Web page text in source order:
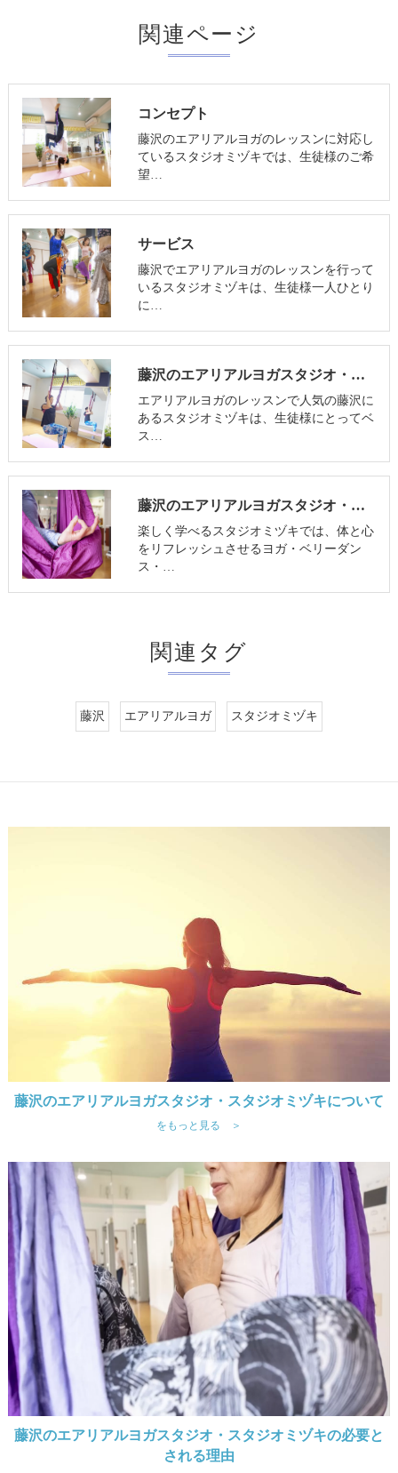
関連ページ
コンセプト
藤沢のエアリアルヨガのレッスンに対応し
ているスタジオミヅキでは、生徒様のご希
望…
サービス
藤沢でエアリアルヨガのレッスンを行って
いるスタジオミヅキは、生徒様一人ひとり
に…
藤沢のエアリアルヨガスタジオ・スタジオミヅキについて
エアリアルヨガのレッスンで人気の藤沢に
あるスタジオミヅキは、生徒様にとってベ
ス…
藤沢のエアリアルヨガスタジオ・スタジオミヅキの必要とされる理由
楽しく学べるスタジオミヅキでは、体と心
をリフレッシュさせるヨガ・ベリーダン
ス・…
関連タグ
藤沢 エアリアルヨガ スタジオミヅキ
藤沢のエアリアルヨガスタジオ・スタジオミヅキについて
をもっと見る ＞
藤沢のエアリアルヨガスタジオ・スタジオミヅキの必要と
される理由